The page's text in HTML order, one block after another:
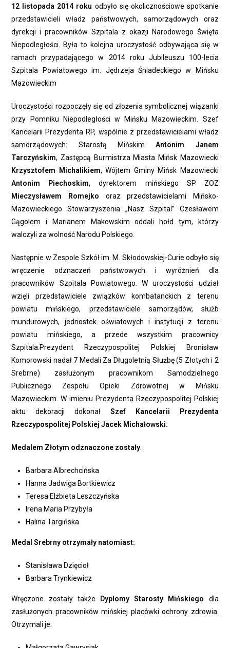
12 listopada 2014 roku odbyło się okolicznościowe spotkanie
przedstawicieli władz państwowych, samorządowych oraz
dyrekcji i pracowników Szpitala z okazji Narodowego Święta
Niepodległości. Była to kolejna uroczystość odbywająca się w
ramach przypadającego w 2014 roku Jubileuszu 100-lecia
Szpitala Powiatowego im. Jędrzeja Śniadeckiego w Mińsku
Mazowieckim
Uroczystości rozpoczęły się od złożenia symbolicznej wiązanki
przy Pomniku Niepodległości w Mińsku Mazowieckim. Szef
Kancelarii Prezydenta RP, wspólnie z przedstawicielami władz
samorządowych: Starostą MińskimAntonim Janem
Tarczyńskim, Zastępcą Burmistrza Miasta Mińsk Mazowiecki
Krzysztofem Michalikiem, Wójtem Gminy Mińsk Mazowiecki
Antonim Piechoskim, dyrektorem mińskiego SP ZOZ
Mieczysławem Romejko oraz przedstawicielami Mińsko-
Mazowieckiego Stowarzyszenia „Nasz Szpital” Czesławem
Gągolem i Marianem Makowskim oddali hołd tym, którzy
walczyli za wolność Narodu Polskiego.
Następnie w Zespole Szkół im. M. Skłodowskiej-Curie odbyło się
wręczenie odznaczeń państwowych i wyróżnień dla
pracowników Szpitala Powiatowego. W uroczystości udział
wzięli przedstawiciele związków kombatanckich z terenu
powiatu mińskiego, przedstawiciele samorządów, służb
mundurowych, jednostek oświatowych i instytucji z terenu
powiatu mińskiego, a przede wszystkim pracownicy
Szpitala.Prezydent Rzeczypospolitej Polskiej Bronisław
Komorowski nadał 7 Medali Za Długoletnią Służbę (5 Złotych i 2
Srebrne) zasłużonym pracownikom Samodzielnego
Publicznego Zespołu Opieki Zdrowotnej w Mińsku
Mazowieckim. W imieniu Prezydenta Rzeczypospolitej Polskiej
aktu dekoracji dokonał Szef Kancelarii Prezydenta
Rzeczypospolitej Polskiej Jacek Michałowski.
Medalem Złotym odznaczone zostały:
Barbara Albrechcińska
Hanna Jadwiga Bortkiewicz
Teresa Elżbieta Leszczyńska
Irena Maria Przybyła
Halina Targińska
Medal Srebrny otrzymały natomiast:
Stanisława Dzięcioł
Barbara Trynkiewicz
Wręczone zostały także Dyplomy Starosty Mińskiego dla
zasłużonych pracowników mińskiej placówki ochrony zdrowia.
Otrzymali je: